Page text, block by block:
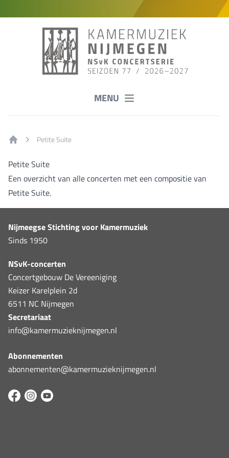
MENU
Petite Suite
Petite Suite
Een overzicht van alle concerten met een compositie van
Petite Suite.
Nijmeegse Stichting voor Kamermuziek
Sinds 1950
NSvK-concerten
Concertgebouw De Vereeniging
Keizer Karelplein 2d
6511 NC Nijmegen
Secretariaat
info@kamermuzieknijmegen.nl
Abonnementen
abonnementen@kamermuzieknijmegen.nl